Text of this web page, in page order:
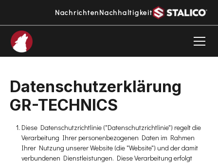
NachrichtenNachhaltigkeit
Datenschutzerklärung
GR-TECHNICS
Diese Datenschutzrichtlinie ("Datenschutzrichtlinie") regelt die
Verarbeitung Ihrer personenbezogenen Daten im Rahmen
Ihrer Nutzung unserer Website (die "Website") und der damit
verbundenen Dienstleistungen. Diese Verarbeitung erfolgt